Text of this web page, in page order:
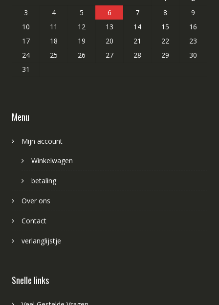
3
4 5 6 7 8
9
10
11 12 13 14 15
16
17
18 19 20 21 22
23
24
25 26 27 28 29
30
31
Menu
Mijn account
Winkelwagen
betaling
Over ons
Contact
verlanglijstje
Snelle links